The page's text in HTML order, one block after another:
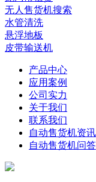
无人售货机搜索
水管清洗
悬浮地板
皮带输送机
产品中心
应用案例
公司实力
关于我们
联系我们
自动售货机资讯
自动售货机问答